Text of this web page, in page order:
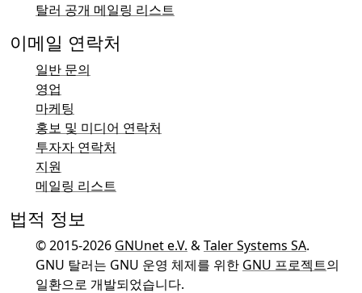
탈러 공개 메일링 리스트
이메일 연락처
일반 문의
영업
마케팅
홍보 및 미디어 연락처
투자자 연락처
지원
메일링 리스트
법적 정보
© 2015-2026 GNUnet e.V. &Taler Systems SA.
GNU 탈러는 GNU 운영 체제를 위한 GNU 프로젝트의
일환으로 개발되었습니다.